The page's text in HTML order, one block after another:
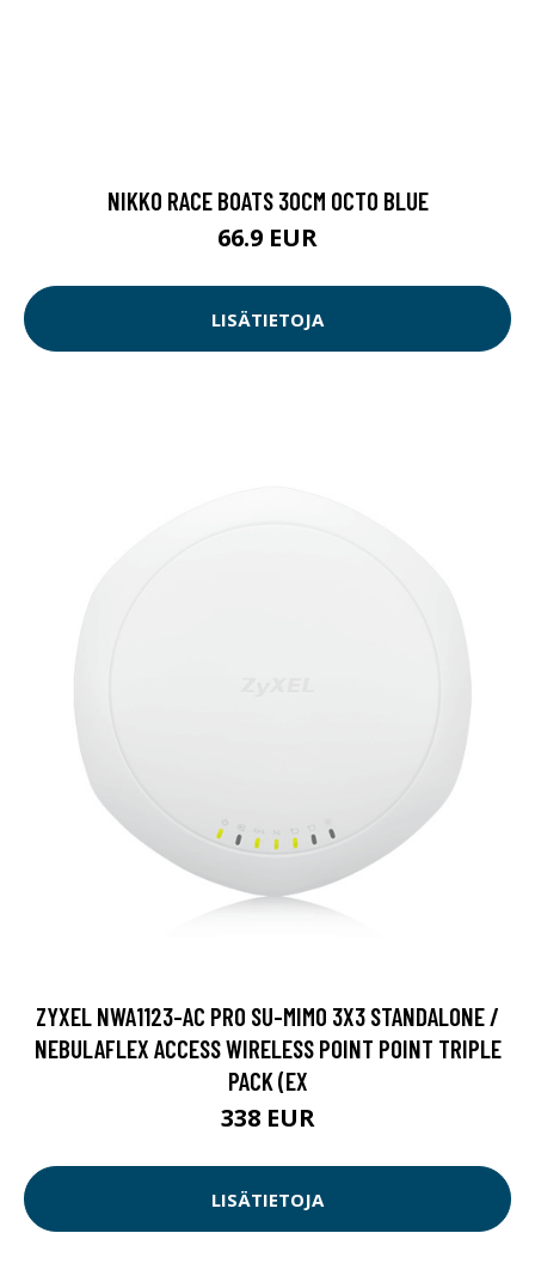
NIKKO RACE BOATS 30CM OCTO BLUE
66.9 EUR
LISÄTIETOJA
ZYXEL NWA1123-AC PRO SU-MIMO 3X3 STANDALONE /
NEBULAFLEX ACCESS WIRELESS POINT POINT TRIPLE
PACK (EX
338 EUR
LISÄTIETOJA